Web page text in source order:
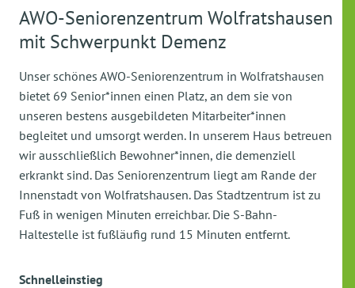
AWO-Seniorenzentrum Wolfratshausen
mit Schwerpunkt Demenz
Unser schönes AWO-Seniorenzentrum in Wolfratshausen
bietet 69 Senior*innen einen Platz, an dem sie von
unseren bestens ausgebildeten Mitarbeiter*innen
begleitet und umsorgt werden. In unserem Haus betreuen
wir ausschließlich Bewohner*innen, die demenziell
erkrankt sind. Das Seniorenzentrum liegt am Rande der
Innenstadt von Wolfratshausen. Das Stadtzentrum ist zu
Fuß in wenigen Minuten erreichbar. Die S-Bahn-
Haltestelle ist fußläufig rund 15 Minuten entfernt.
Schnelleinstieg